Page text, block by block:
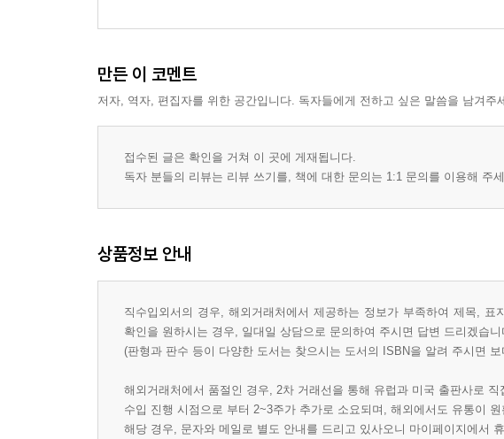
Unit 5 Role Models
Role Models
Discussion
Dialogue
Unit 6 School Life
Dialogue
Opinion Samples
Unit 7 Generation Gap
Generation Gap
Discussion
만든 이 코멘트
저자, 역자, 편집자를 위한 공간입니다. 독자들에게 전하고 싶은 말씀을 남겨주
접수된 글은 확인을 거쳐 이 곳에 게재됩니다.
독자 분들의 리뷰는 리뷰 쓰기를, 책에 대한 문의는 1:1 문의를 이용해 주
상품정보 안내
직수입외서의 경우, 해외거래처에서 제공하는 정보가 부족하여 제목,
확인을 원하시는 경우, 일대일 상담으로 문의하여 주시면 답변 드리겠습니
(판형과 판수 등이 다양한 도서는 찾으시는 도서의 ISBN을 알려 주시면
해외거래처에서 품절인 경우, 2차 거래선을 통해 유럽과 미국 출판사로
수입 진행 시점으로 부터 2~3주가 추가로 소요되며, 해외에서도 유통이
해당 경우, 문자와 메일로 별도 안내를 드리고 있사오니 마이페이지에서